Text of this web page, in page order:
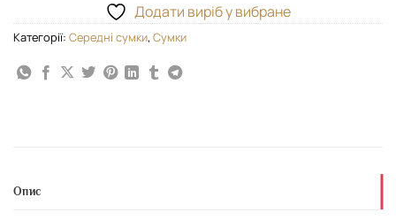
Додати виріб у вибране
Категорії: Середні сумки, Сумки
Опис